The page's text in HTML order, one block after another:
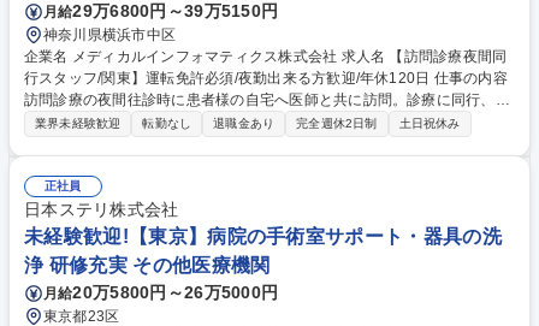
月給29万6800円～39万5150円
神奈川県横浜市中区
企業名 メディカルインフォマティクス株式会社 求人名 【訪問診療夜間同
行スタッフ/関東】運転免許必須/夜勤出来る方歓迎/年休120日 仕事の内容
訪問診療の夜間往診時に患者様の自宅へ医師と共に訪問。診療に同行、診
療の補助的なサポートをご担当頂きます。夜間業務は車の運転を伴う医師
応・往診が入った場合の患者宅へ運転・往診時、患者宅での物品の準備や
片付け等医師の診療補助業務・電子カルテ入力や管理データの入力・スタ
ッフ研修等の企画検討・HOT診断書の作成や診療情報提供書のFAX・死亡
診断書の説明と受け渡し等往診時の診療のサポートに付随する業務全般・
各種書類作成/統計管理業務/電話対応/車両管理等・診療の事務サポート 募
集職種 【訪問診療夜間同行スタッフ/関東】運転免許必須/夜勤出来る方歓
迎/年休120日
業界未経験歓迎 転勤なし 退職金あり 完全週休2日制 土日祝休み
正社員
日本ステリ株式会社
未経験歓迎!【東京】病院の手術室サポート・器具の洗
浄 研修充実 その他医療機関
月給20万5800円～26万5000円
東京都23区